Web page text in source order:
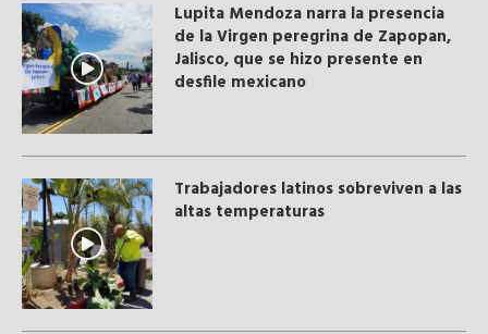
Lupita Mendoza narra la presencia
de la Virgen peregrina de Zapopan,
Jalisco, que se hizo presente en
desfile mexicano
Trabajadores latinos sobreviven a las
altas temperaturas